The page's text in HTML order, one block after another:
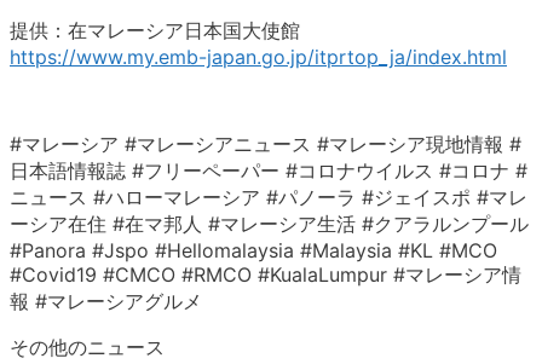
提供：在マレーシア日本国大使館
https://www.my.emb-japan.go.jp/itprtop_ja/index.html
#マレーシア #マレーシアニュース #マレーシア現地情報 #
日本語情報誌 #フリーペーパー #コロナウイルス #コロナ #
ニュース #ハローマレーシア #パノーラ #ジェイスポ #マレ
ーシア在住 #在マ邦人 #マレーシア生活 #クアラルンプール
#Panora #Jspo #Hellomalaysia #Malaysia #KL #MCO
#Covid19 #CMCO #RMCO #KualaLumpur #マレーシア情
報 #マレーシアグルメ
その他のニュース